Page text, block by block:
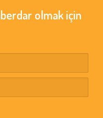
olmak için